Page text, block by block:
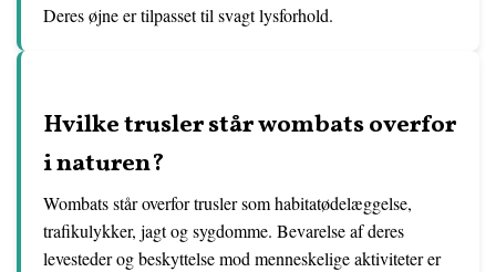
Deres øjne er tilpasset til svagt lysforhold.
Hvilke trusler står wombats overfor
i naturen?
Wombats står overfor trusler som habitatødelæggelse,
trafikulykker, jagt og sygdomme. Bevarelse af deres
levesteder og beskyttelse mod menneskelige aktiviteter er